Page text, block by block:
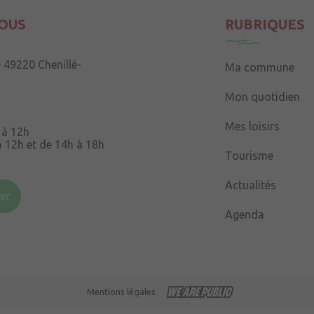
49220 Chenillé-
12h
12h et de 14h à 18h
RUBRIQUES
Ma commune
Mon quotidien
Mes loisirs
Tourisme
Actualités
Agenda
Mentions légales